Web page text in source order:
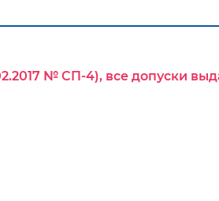
№ СП-4), все допуски